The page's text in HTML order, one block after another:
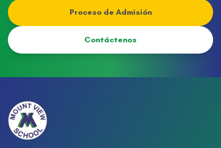
Proceso de Admisión
Contáctenos